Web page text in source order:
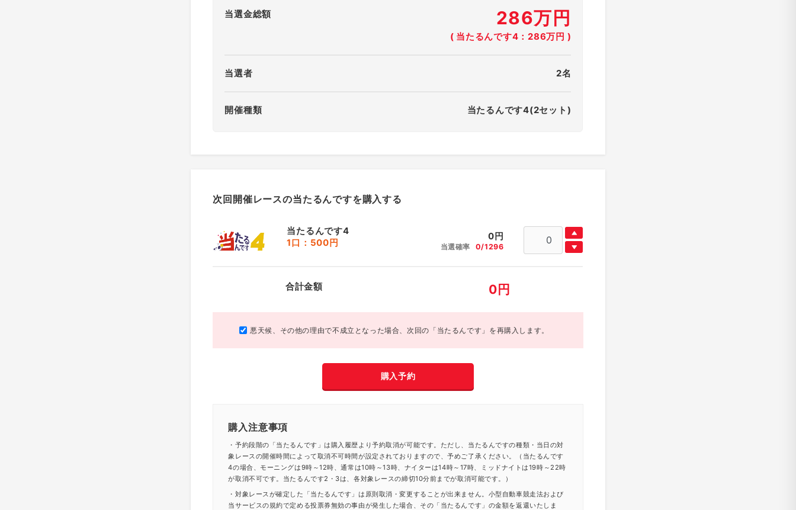
当選金総額 286万円
( 当たるんです4：286万円 )
当選者 2名
開催種類 当たるんです4(2セット)
次回開催レースの当たるんですを購入する
当たるんです4
1口：500円
0円
当選確率 0/1296
合計金額 0 円
悪天候、その他の理由で不成立となった場合、次回の「当たるんです」を再購入します。
購入予約
購入注意事項
・予約段階の「当たるんです」は購入履歴より予約取消が可能です。ただし、当たるんですの種類・当日の対
象レースの開催時間によって取消不可時間が設定されておりますので、予めご了承ください。（当たるんです
4の場合、モーニングは9時～12時、通常は10時～13時、ナイターは14時～17時、ミッドナイトは19時～22時
が取消不可です。当たるんです2・3は、各対象レースの締切10分前までが取消可能です。）
・対象レースが確定した「当たるんです」は原則取消・変更することが出来ません。小型自動車競走法および
当サービスの規約で定める投票券無効の事由が発生した場合、その「当たるんです」の金額を返還いたしま